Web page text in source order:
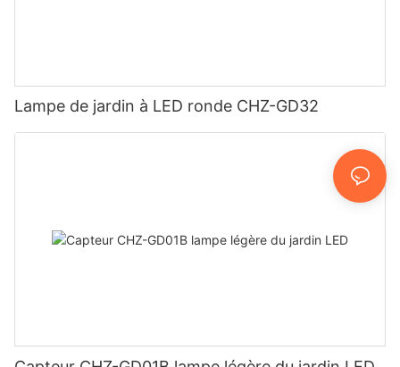
Lampe de jardin à LED ronde CHZ-GD32